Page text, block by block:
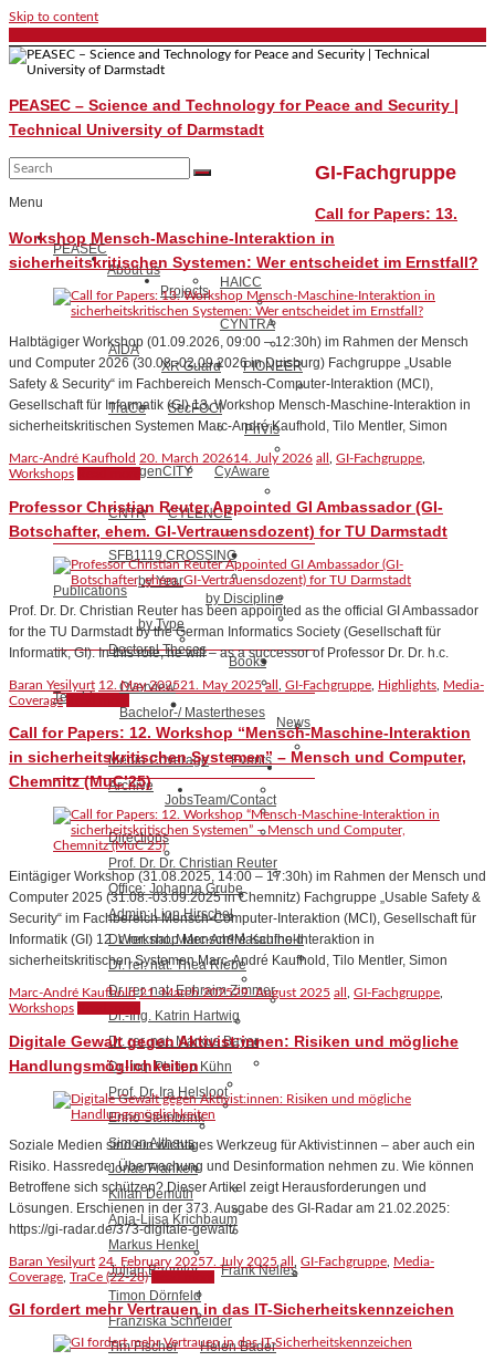
Skip to content
PEASEC – Science and Technology for Peace and Security |
Technical University of Darmstadt
Menu
PEASEC
About us
Projects
HAICC
CYNTRA
AIDA
XR Guard
PIONEER
TraCe
SecFOCI
PriVis
emergenCITY CyAware
CNTR CYLENCE
SFB1119 CROSSING
Publications
by Year
by Discipline
by Type
Doctoral Theses
Books
Teaching
Overview
Bachelor-/ Mastertheses
News
Media Coverage
Events
Archive
JobsTeam/Contact
Directions
Prof. Dr. Dr. Christian Reuter
Office: Johanna Grube
Admin: Lion Hirschel
Dr. rer. nat. Marc-André Kaufhold
Dr. rer. nat. Thea Riebe
Dr. rer. nat. Ephraim Zimmer
Dr.-Ing. Katrin Hartwig
Dr. rer. nat. Markus Bayer
Dr.-Ing. Philipp Kühn
Prof. Dr. Ira Helsloot
Enno Steinbrink
Simon Althaus
Jonas Franken
Kilian Demuth
Anja-Liisa Krichbaum
Markus Henkel
Julian Bäumler
Frank Nelles
Timon Dörnfeld
Franziska Schneider
Tim Fischer
Helen Bader
GI-Fachgruppe
Call for Papers: 13.
Workshop Mensch-Maschine-Interaktion in
sicherheitskritischen Systemen: Wer entscheidet im Ernstfall?
Halbtägiger Workshop (01.09.2026, 09:00 – 12:30h) im Rahmen der Mensch
und Computer 2026 (30.08.-02.09.2026 in Duisburg) Fachgruppe „Usable
Safety & Security“ im Fachbereich Mensch-Computer-Interaktion (MCI),
Gesellschaft für Informatik (GI) 13. Workshop Mensch-Maschine-Interaktion in
sicherheitskritischen Systemen Marc-André Kaufhold, Tilo Mentler, Simon
Marc-André Kaufhold 20. March 202614. July 2026 all GI-Fachgruppe
Workshops
Professor Christian Reuter Appointed GI Ambassador (GI-
Botschafter, ehem. GI-Vertrauensdozent) for TU Darmstadt
Prof. Dr. Dr. Christian Reuter has been appointed as the official GI Ambassador
for the TU Darmstadt by the German Informatics Society (Gesellschaft für
Informatik, GI). In this role, he will – as a successor of Professor Dr. Dr. h.c.
Baran Yesilyurt 12. May 202521. May 2025 all GI-Fachgruppe Highlights Media-
Coverage
Call for Papers: 12. Workshop “Mensch-Maschine-Interaktion
in sicherheitskritischen Systemen” – Mensch und Computer,
Chemnitz (MuC’25)
Eintägiger Workshop (31.08.2025, 14:00 – 17:30h) im Rahmen der Mensch und
Computer 2025 (31.08.-03.09.2025 in Chemnitz) Fachgruppe „Usable Safety &
Security“ im Fachbereich Mensch-Computer-Interaktion (MCI), Gesellschaft für
Informatik (GI) 12. Workshop Mensch-Maschine-Interaktion in
sicherheitskritischen Systemen Marc-André Kaufhold, Tilo Mentler, Simon
Marc-André Kaufhold 21. March 202529. August 2025 all GI-Fachgruppe
Workshops
Digitale Gewalt gegen Aktivist:innen: Risiken und mögliche
Handlungsmöglichkeiten
Soziale Medien sind ein wichtiges Werkzeug für Aktivist:innen – aber auch ein
Risiko. Hassrede, Überwachung und Desinformation nehmen zu. Wie können
Betroffene sich schützen? Dieser Artikel zeigt Herausforderungen und
Lösungen. Erschienen in der 373. Ausgabe des GI-Radar am 21.02.2025:
https://gi-radar.de/373-digitale-gewalt/
Baran Yesilyurt 24. February 20257. July 2025 all GI-Fachgruppe Media-
Coverage TraCe (22-28)
GI fordert mehr Vertrauen in das IT-Sicherheitskennzeichen